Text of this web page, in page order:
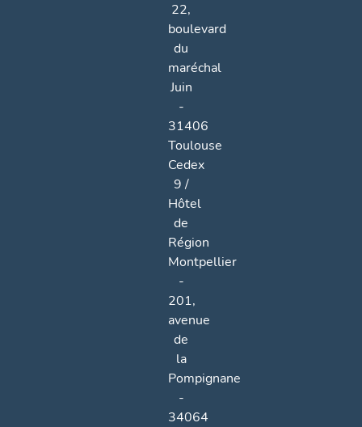
22,
boulevard
du
maréchal
Juin
-
31406
Toulouse
Cedex
9 /
Hôtel
de
Région
Montpellier
-
201,
avenue
de
la
Pompignane
-
34064